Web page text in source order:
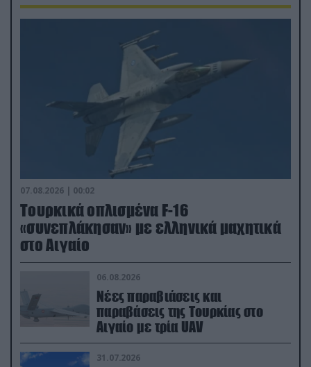
07.08.2026 | 00:02
Τουρκικά οπλισμένα F-16
«συνεπλάκησαν» με ελληνικά μαχητικά
στο Αιγαίο
06.08.2026
Νέες παραβιάσεις και
παραβάσεις της Τουρκίας στο
Αιγαίο με τρία UAV
31.07.2026